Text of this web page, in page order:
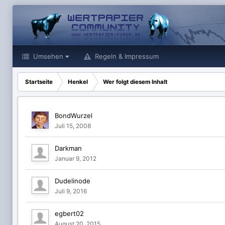
Umsehen Regeln & Impressum
Startseite Henkel Wer folgt diesem Inhalt
BondWurzel
Juli 15, 2008
Darkman
Januar 9, 2012
Dudelinode
Juli 9, 2016
egbert02